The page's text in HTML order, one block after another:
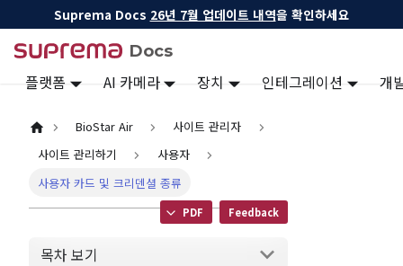
Suprema Docs 26년 7월 업데이트 내역을 확인하세요
Docs
플랫폼 AI 카메라 장치 인테그레이션 개
BioStar Air
사이트 관리자
사이트 관리하기
사용자
사용자 카드 및 크리덴셜 종류
PDF Feedback
목차 보기